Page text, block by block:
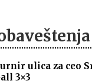
ulica za ceo
3×3